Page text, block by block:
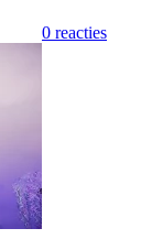
0 reacties